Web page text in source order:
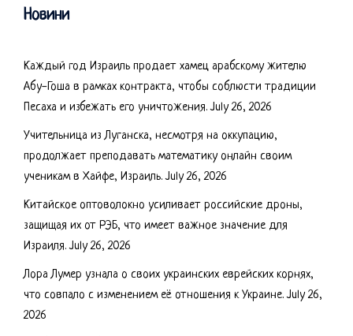
Новини
Каждый год Израиль продает хамец арабскому жителю
Абу-Гоша в рамках контракта, чтобы соблюсти традиции
Песаха и избежать его уничтожения. July 26, 2026
Учительница из Луганска, несмотря на оккупацию,
продолжает преподавать математику онлайн своим
ученикам в Хайфе, Израиль. July 26, 2026
Китайское оптоволокно усиливает российские дроны,
защищая их от РЭБ, что имеет важное значение для
Израиля. July 26, 2026
Лора Лумер узнала о своих украинских еврейских корнях,
что совпало с изменением её отношения к Украине. July 26,
2026